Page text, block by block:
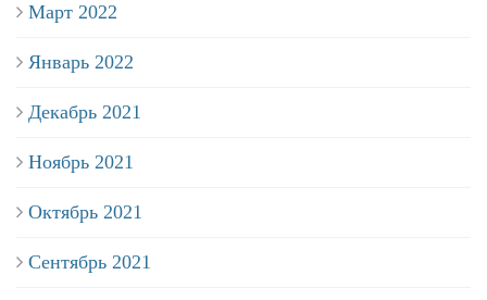
Март 2022
Январь 2022
Декабрь 2021
Ноябрь 2021
Октябрь 2021
Сентябрь 2021